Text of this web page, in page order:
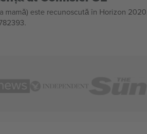
mamă) este recunoscută în Horizon